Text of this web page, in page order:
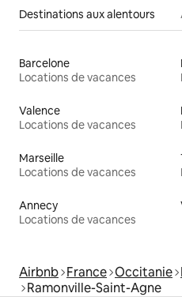
Destinations aux alentours
Barcelone
Locations de vacances
Valence
Locations de vacances
Marseille
Locations de vacances
Annecy
Locations de vacances
Airbnb France Occitanie
Ramonville-Saint-Agne